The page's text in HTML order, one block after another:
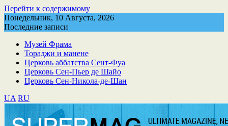
Перейти к содержимому
Понедельник, 10 Августа, 2026
Последние записи
Музей Фрама
Тораджи и манене
Церковь аббатства Сент-Фуа
Церковь Сен-Пьер де Шайо
Церковь Сен-Никола-де-Шан
UA RU